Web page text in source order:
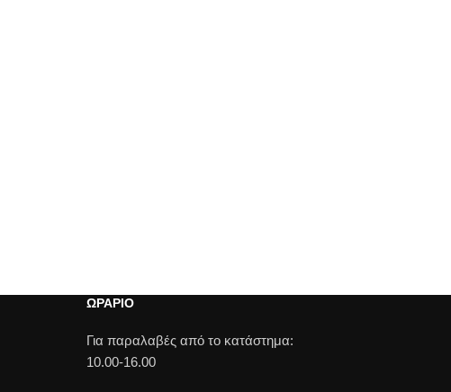
ΩΡΑΡΙΟ
Για παραλαβές από το κατάστημα:
10.00-16.00